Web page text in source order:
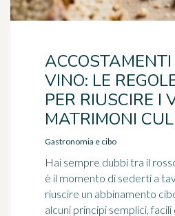
VINO: LE
PER RIUSCIRE I
MATRIMONI
Gastronomia e cibo
Hai sempre dubbi tra il
è il momento di sederti a
riuscire un abbinamento
alcuni principi semplici,